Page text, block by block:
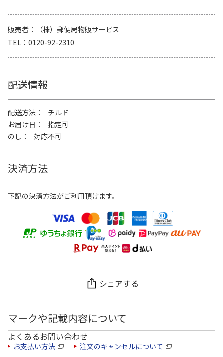
販売者
（株）郵便局物販サービス
TEL
0120-92-2310
配送情報
配送方法
チルド
お届け日
指定可
のし
対応不可
決済方法
下記の決済方法がご利用頂けます。
シェアする
マークや記載内容について
よくあるお問い合わせ
お支払い方法 注文のキャンセルについて